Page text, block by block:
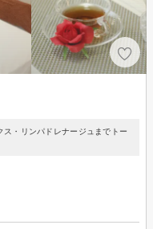
・リンパドレナージュまでトー